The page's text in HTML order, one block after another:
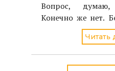
Вопрос, думаю,
Конечно же нет.
перед спамом?
Читать